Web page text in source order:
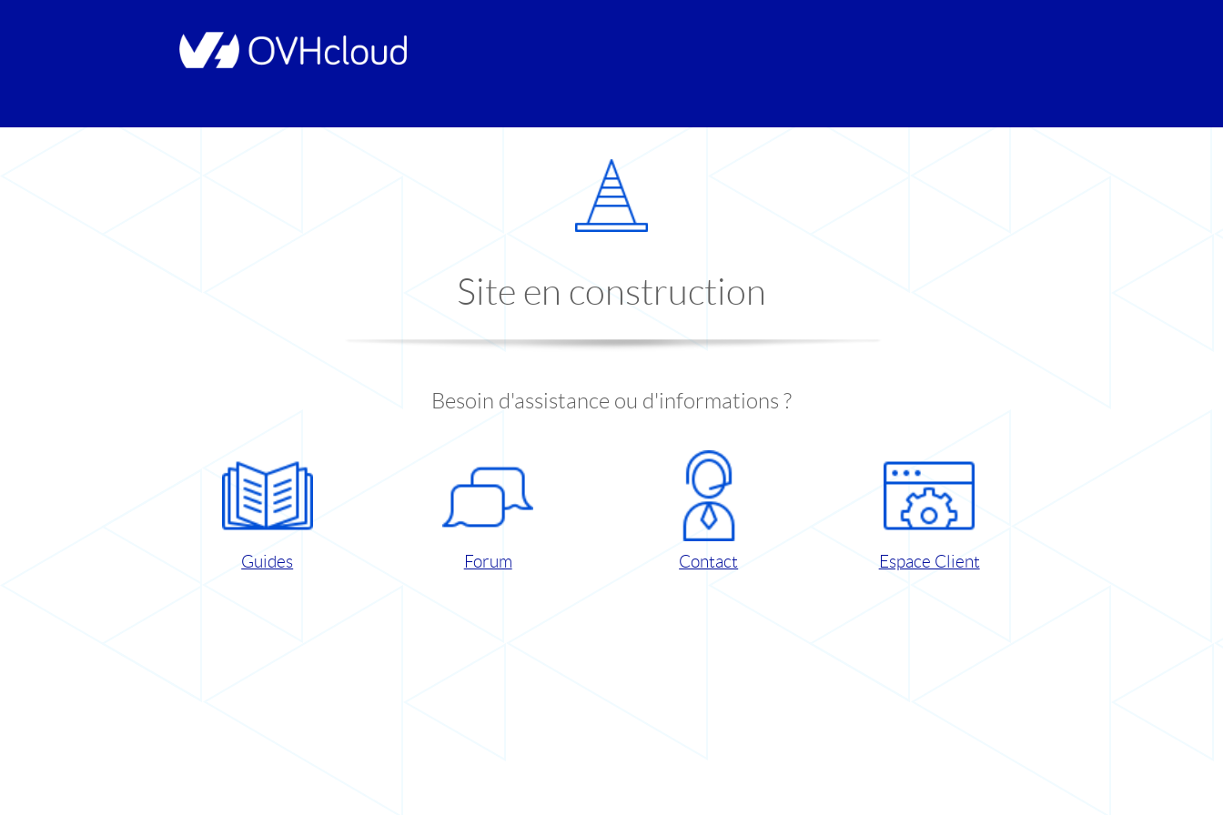
Site en construction
Besoin d'assistance ou d'informations ?
Guides Forum Contact Espace Client